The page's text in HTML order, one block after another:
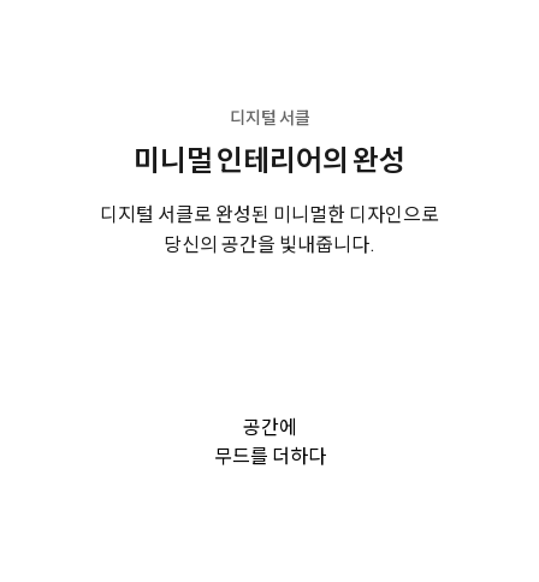
디지털 서클
미니멀 인테리어의 완성
디지털 서클로 완성된 미니멀한 디자인으로
당신의 공간을 빛내줍니다.
공간에
무드를 더하다